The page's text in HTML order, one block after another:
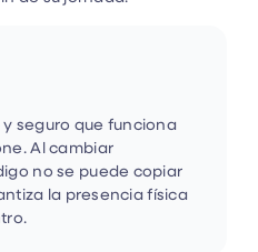
seguro que funciona
Al cambiar
no se puede copiar
la presencia física